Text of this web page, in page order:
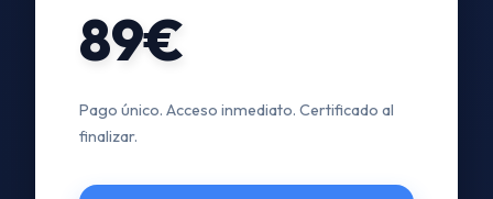
89€
Pago único. Acceso inmediato. Certificado al
finalizar.